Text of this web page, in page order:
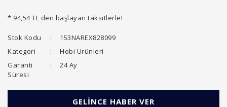
* 94,54 TL den başlayan taksitlerle!
Stok Kodu
153NAREX828099
Kategori
Hobi Ürünleri
Garanti
Süresi
24 Ay
GELİNCE HABER VER